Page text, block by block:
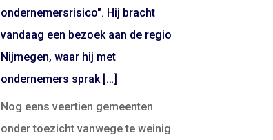
ondernemersrisico". Hij bracht
vandaag een bezoek aan de regio
Nijmegen, waar hij met
ondernemers sprak […]
Nog eens veertien gemeenten
onder toezicht vanwege te weinig